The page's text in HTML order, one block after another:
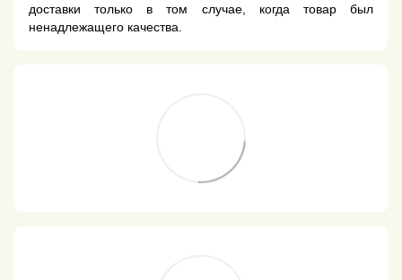
доставки только в том случае, когда товар был
ненадлежащего качества.